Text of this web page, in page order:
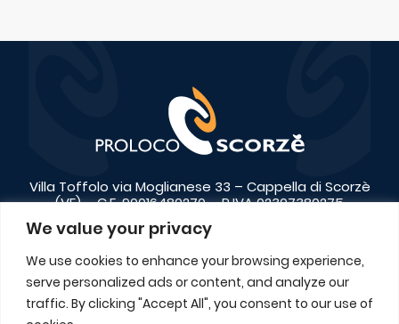
We value your privacy
We use cookies to enhance your browsing experience,
serve personalized ads or content, and analyze our
traffic. By clicking "Accept All", you consent to our use of
Villa Toffolo via Moglianese 33 – Cappella di Scorzè
(VE) – C.F. 90016480270 – P.IVA 02307380275
+39 041 446650
Contatti